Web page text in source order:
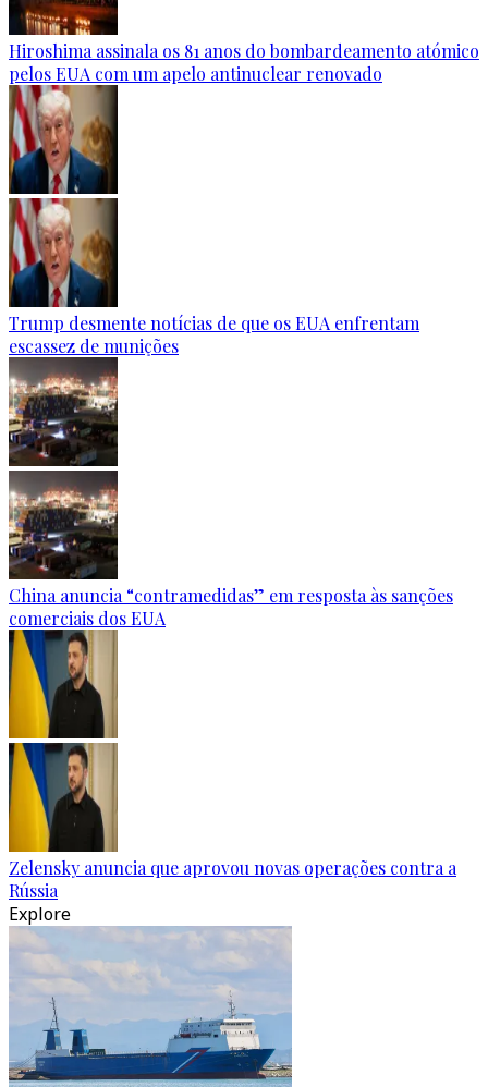
Hiroshima assinala os 81 anos do bombardeamento atómico
pelos EUA com um apelo antinuclear renovado
Trump desmente notícias de que os EUA enfrentam
escassez de munições
China anuncia “contramedidas” em resposta às sanções
comerciais dos EUA
Zelensky anuncia que aprovou novas operações contra a
Rússia
Explore